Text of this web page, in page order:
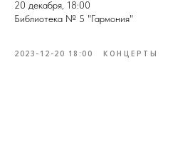
20 декабря, 18:00
Библиотека № 5 "Гармония"
2023-12-20 18:00 КОНЦЕРТЫ